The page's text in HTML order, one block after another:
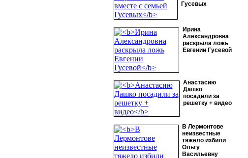
Гусевых
Ирина
Александровна
раскрыла ложь
Евгении Гусевой
Анастасию
Дашко
посадили за
решетку + видео
В Лермонтове
неизвестные
тяжело избили
Ольгу
Васильевну